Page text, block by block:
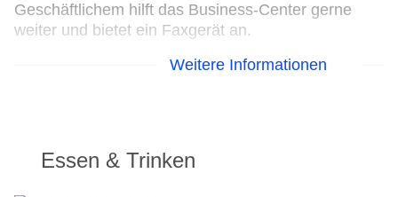
Geschäftlichem hilft das Business-Center gerne
weiter und bietet ein Faxgerät an.
Konferenzraum
Garten: ohne Gebühr
Weitere Informationen
Essen & Trinken